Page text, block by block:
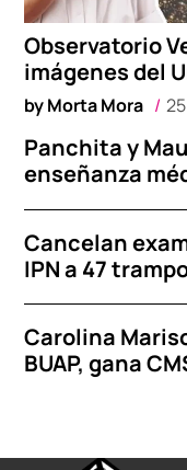
Observatorio
imágenes del
byMorta Mora
Panchita y
enseñanza
Cancelan
IPN a 47
Carolina
BUAP, gana